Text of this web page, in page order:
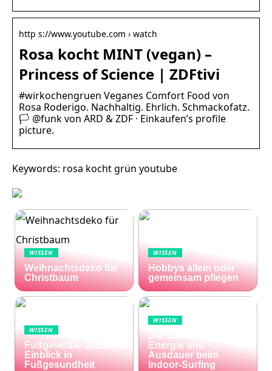
http s://www.youtube.com › watch
Rosa kocht MINT (vegan) –
Princess of Science | ZDFtivi
#wirkochengruen Veganes Comfort Food von
Rosa Roderigo. Nachhaltig. Ehrlich. Schmackofatz.
🏳️‍ @funk von ARD & ZDF · Einkaufen’s profile
picture.
Keywords: rosa kocht grün youtube
WISSEN
Weihnachtsdeko für
Christbaum
WISSEN
Hobbys allein oder
gemeinsam pflegen
WISSEN
Fußgewölbe-Stütze:
Einblick in
Fußgesundheit
WISSEN
Die Welle zu Hause:
Energie und
Ausdauer beim
Indoor-Surfing